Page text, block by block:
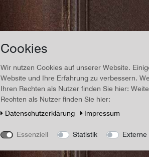
Cookies
Wir nutzen Cookies auf unserer Website.
Website und Ihre Erfahrung zu verbessern.
Ihren Rechten als Nutzer finden Sie hier:
Rechten als Nutzer finden Sie hier:
Daten­schutz­erklärung
Impressum
Essenziell Statistik Externe